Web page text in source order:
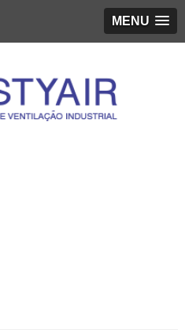
MENU